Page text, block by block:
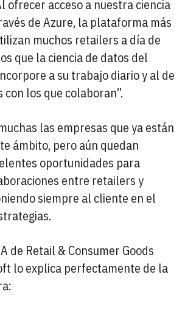
ofrecer acceso a nuestra ciencia
de Azure, la plataforma más
muchos retailers a día de
que la ciencia de datos del
a su trabajo diario y al de
los que colaboran”.
las empresas que ya están
ámbito, pero aún quedan
oportunidades para
entre retailers y
siempre al cliente en el
de Retail & Consumer Goods
lo explica perfectamente de la